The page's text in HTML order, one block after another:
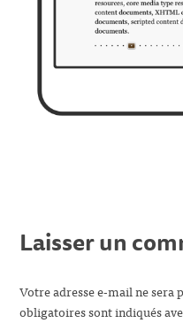
Laisser un
Votre adresse e-mail ne sera
obligatoires sont indiqués